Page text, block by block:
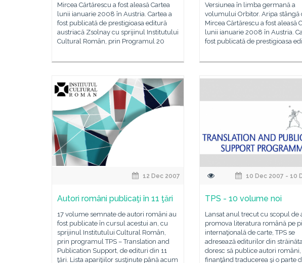
Mircea Cărtărescu a fost aleasă Cartea
lunii ianuarie 2008 în Austria. Cartea a
fost publicată de prestigioasa editură
austriacă Zsolnay cu sprijinul Institutului
Cultural Român, prin Programul 20
Versiunea în limba germană a
volumului Orbitor. Aripa stângă
Mircea Cărtărescu a fost aleasă
lunii ianuarie 2008 în Austria.
fost publicată de prestigioasa
12 Dec 2007
Autori români publicaţi în 11 ţări
17 volume semnate de autori români au
fost publicate în cursul acestui an, cu
sprijinul Institutului Cultural Român,
prin programul TPS – Translation and
Publication Support, de edituri din 11
ţări. Lista apariţiilor susţinute până acum
10 Dec 2007 - 10
TPS - 10 volume noi
Lansat anul trecut cu scopul de
promova literatura română pe
internaţională de carte, TPS se
adresează editurilor din
doresc să publice autori români,
finanţând traducerea şi o parte